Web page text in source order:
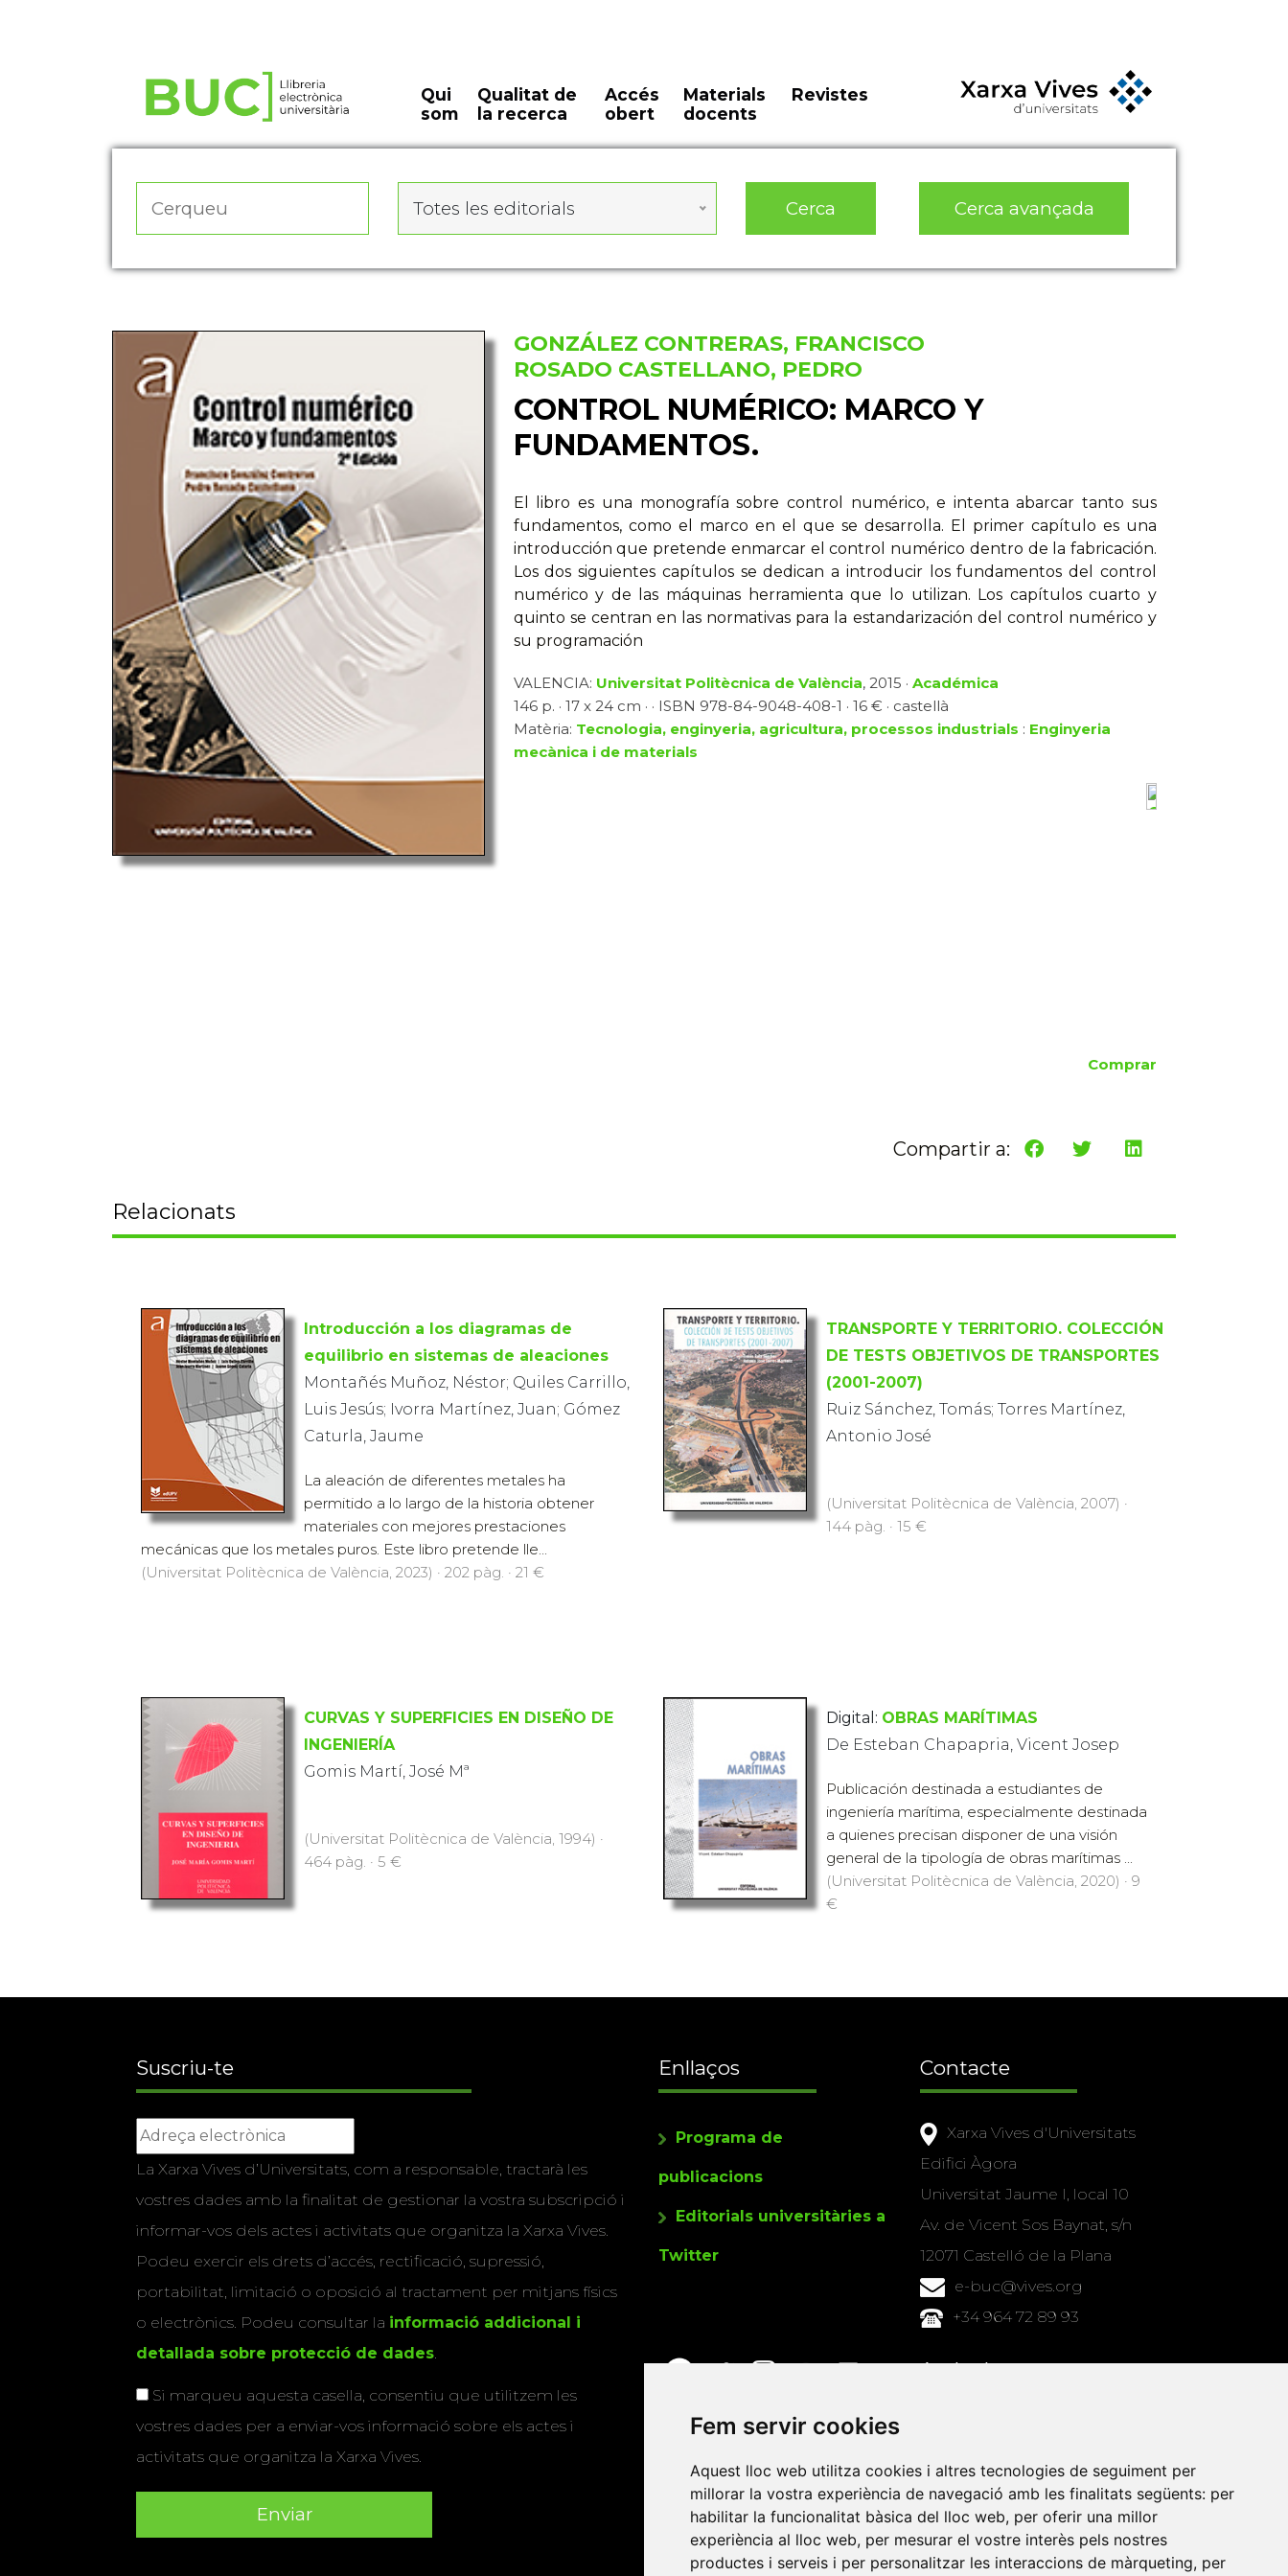
Fem servir cookies
Aquest lloc web utilitza cookies i altres tecnologies de seguiment per
millorar la vostra experiència de navegació amb les finalitats següents: per
habilitar la funcionalitat bàsica del lloc web, per oferir una millor
experiència al lloc web, per mesurar el vostre interès pels nostres
productes i serveis i per personalitzar les interaccions de màrqueting, per
Qui
som
Qualitat de
la recerca
Accés
obert
Materials
docents
Revistes
Totes les editorials Cerca Cerca avançada
GONZÁLEZ CONTRERAS, FRANCISCO
ROSADO CASTELLANO, PEDRO
CONTROL NUMÉRICO: MARCO Y
FUNDAMENTOS.
El libro es una monografía sobre control numérico, e intenta abarcar tanto sus
fundamentos, como el marco en el que se desarrolla. El primer capítulo es una
introducción que pretende enmarcar el control numérico dentro de la fabricación.
Los dos siguientes capítulos se dedican a introducir los fundamentos del control
numérico y de las máquinas herramienta que lo utilizan. Los capítulos cuarto y
quinto se centran en las normativas para la estandarización del control numérico y
su programación
VALENCIA: Universitat Politècnica de València, 2015 · Académica
146 p. · 17 x 24 cm · · ISBN 978-84-9048-408-1 · 16 € · castellà
Matèria: Tecnologia, enginyeria, agricultura, processos industrials : Enginyeria
mecànica i de materials
Comprar
Compartir a:
Relacionats
Introducción a los diagramas de
equilibrio en sistemas de aleaciones
Montañés Muñoz, Néstor; Quiles Carrillo,
Luis Jesús; Ivorra Martínez, Juan; Gómez
Caturla, Jaume
La aleación de diferentes metales ha
permitido a lo largo de la historia obtener
materiales con mejores prestaciones
mecánicas que los metales puros. Este libro pretende lle...
(Universitat Politècnica de València, 2023) · 202 pàg. · 21 €
TRANSPORTE Y TERRITORIO. COLECCIÓN
DE TESTS OBJETIVOS DE TRANSPORTES
(2001-2007)
Ruiz Sánchez, Tomás; Torres Martínez,
Antonio José
(Universitat Politècnica de València, 2007) ·
144 pàg. · 15 €
CURVAS Y SUPERFICIES EN DISEÑO DE
INGENIERÍA
Gomis Martí, José Mª
(Universitat Politècnica de València, 1994) ·
464 pàg. · 5 €
Digital: OBRAS MARÍTIMAS
De Esteban Chapapria, Vicent Josep
Publicación destinada a estudiantes de
ingeniería marítima, especialmente destinada
a quienes precisan disponer de una visión
general de la tipología de obras marítimas ...
(Universitat Politècnica de València, 2020) · 9
€
Suscriu-te
La Xarxa Vives d’Universitats, com a responsable, tractarà les
vostres dades amb la finalitat de gestionar la vostra subscripció i
informar-vos dels actes i activitats que organitza la Xarxa Vives.
Podeu exercir els drets d’accés, rectificació, supressió,
portabilitat, limitació o oposició al tractament per mitjans físics
o electrònics. Podeu consultar la informació addicional i
detallada sobre protecció de dades.
Si marqueu aquesta casella, consentiu que utilitzem les
vostres dades per a enviar-vos informació sobre els actes i
activitats que organitza la Xarxa Vives.
Enllaços
Programa de
publicacions
Editorials universitàries a
Twitter
Contacte
Xarxa Vives d'Universitats
Edifici Àgora
Universitat Jaume I, local 10
Av. de Vicent Sos Baynat, s/n
12071 Castelló de la Plana
e-buc@vives.org
+34 964 72 89 93
Amb el suport